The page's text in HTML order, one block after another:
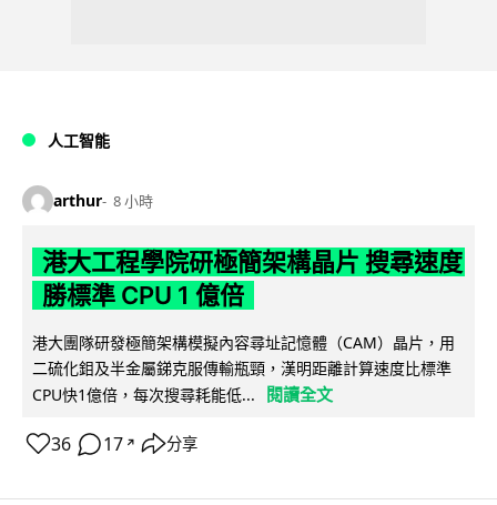
人工智能
arthur 8 小時
港大工程學院研極簡架構晶片 搜尋速度
勝標準 CPU 1 億倍
港大團隊研發極簡架構模擬內容尋址記憶體（CAM）晶片，用
二硫化鉬及半金屬銻克服傳輸瓶頸，漢明距離計算速度比標準
CPU快1億倍，每次搜尋耗能低...
閱讀全文
36 17 ↗ 分享